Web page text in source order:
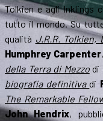
Tolkien e agli Inklings
tutto il mondo. Su
qualità J.R.R. Tolkien,
Humphrey Carpenter,
della Terra di Mezzo di
biografia definitivadi
The Remarkable
John Hendrix, p